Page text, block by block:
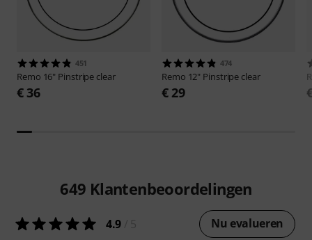
451
Remo 16" Pinstripe clear
€ 36
474
Remo 12" Pinstripe clear
€ 29
649 Klantenbeoordelingen
4.9 Nu evalueren